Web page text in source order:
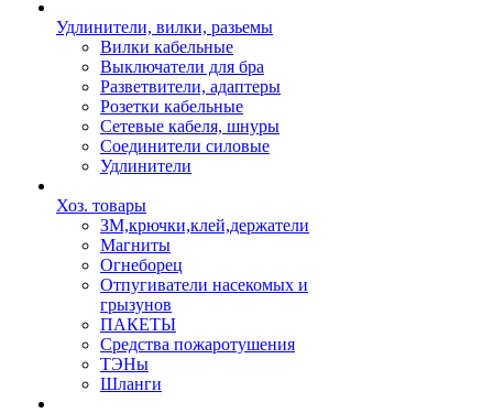
Удлинители, вилки, разьемы
Вилки кабельные
Выключатели для бра
Разветвители, адаптеры
Розетки кабельные
Сетевые кабеля, шнуры
Соединители силовые
Удлинители
Хоз. товары
ЗМ,крючки,клей,держатели
Магниты
Огнеборец
Отпугиватели насекомых и
грызунов
ПАКЕТЫ
Средства пожаротушения
ТЭНы
Шланги